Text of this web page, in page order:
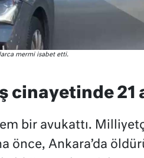
mermi isabet etti.
cinayetinde 21
bir avukattı.
önce, Ankara’da